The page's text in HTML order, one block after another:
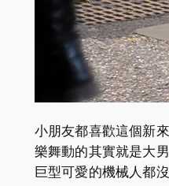
小朋友都喜歡這個新
樂舞動的其實就是大
巨型可愛的機械人都